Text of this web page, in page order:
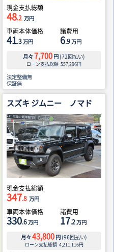
現金支払総額
48.2 万円
車両本体価格
41.3万円
諸費用
6.9万円
月々 7,700 円 (72回払い)
ローン支払総額 557,296円
法定整備無
保証無
スズキ ジムニー ノマド
現金支払総額
347.8 万円
車両本体価格
330.6万円
諸費用
17.2万円
月々 43,800 円 (96回払い)
ローン支払総額 4,211,116円